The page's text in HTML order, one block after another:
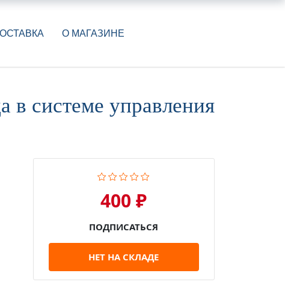
О МАГАЗИНЕ
в системе управления
400 ₽
ПОДПИСАТЬСЯ
НЕТ НА СКЛАДЕ